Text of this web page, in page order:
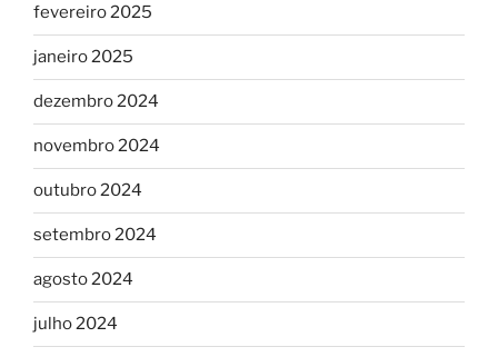
fevereiro 2025
janeiro 2025
dezembro 2024
novembro 2024
outubro 2024
setembro 2024
agosto 2024
julho 2024